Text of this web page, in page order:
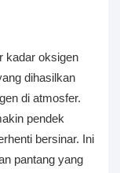
kadar oksigen
dihasilkan
di atmosfer.
pendek
bersinar. Ini
pantang yang